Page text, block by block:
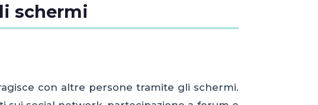
schermi
con altre persone tramite gli schermi.